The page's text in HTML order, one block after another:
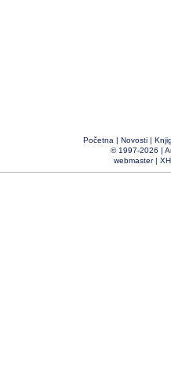
Početna | Novosti |
© 1997-2026 |
webmaster|